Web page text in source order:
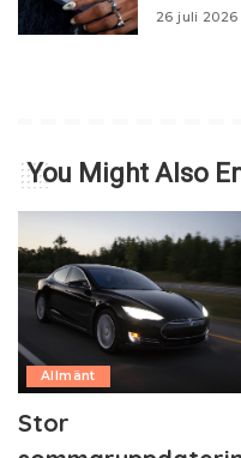
26 juli 2026
You Might Also
Allmänt
Stor